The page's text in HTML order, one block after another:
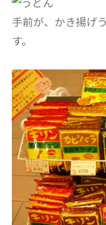
手前が、かき揚げ
す。